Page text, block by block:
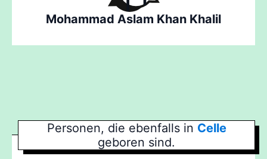
Mohammad Aslam Khan Khalil
Personen, die ebenfalls in Celle
geboren sind.